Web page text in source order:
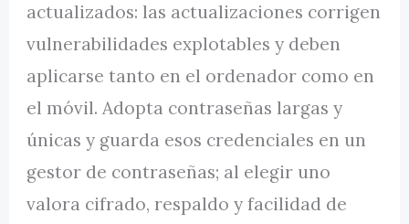
actualizados: las actualizaciones corrigen
vulnerabilidades explotables y deben
aplicarse tanto en el ordenador como en
el móvil. Adopta contraseñas largas y
únicas y guarda esos credenciales en un
gestor de contraseñas; al elegir uno
valora cifrado, respaldo y facilidad de